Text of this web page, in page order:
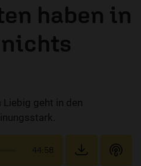
haben in
geht in den
44:58